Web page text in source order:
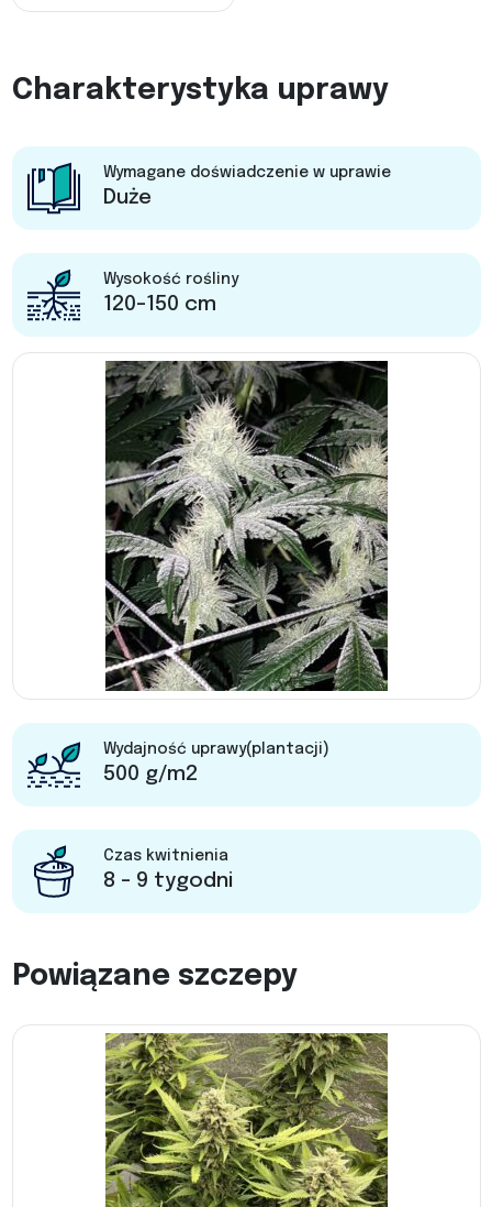
Charakterystyka uprawy
Wymagane doświadczenie w uprawie
Duże
Wysokość rośliny
120-150 cm
Wydajność uprawy(plantacji)
500 g/m2
Czas kwitnienia
8 - 9 tygodni
Powiązane szczepy